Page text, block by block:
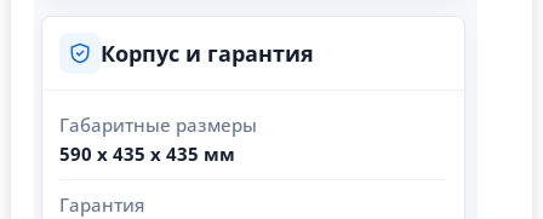
Корпус и гарантия
Габаритные размеры
590 х 435 х 435 мм
Гарантия